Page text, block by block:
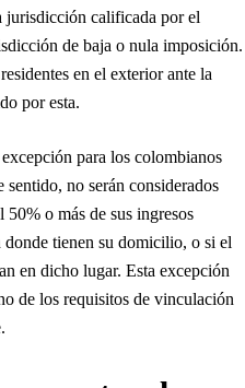
jurisdicción calificada por el
de baja o nula imposición.
en el exterior ante la
por esta.
para los colombianos
no serán considerados
50% o más de sus ingresos
tienen su domicilio, o si el
en dicho lugar. Esta excepción
de los requisitos de vinculación